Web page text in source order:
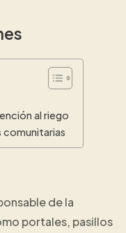
al riego
comunitarias
de la
portales, pasillos